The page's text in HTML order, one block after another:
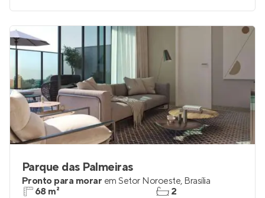
Parque das Palmeiras
Pronto para morar em Setor Noroeste, Brasília
68 m²
2